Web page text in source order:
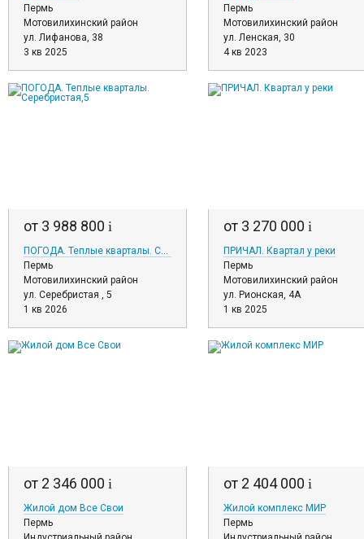
Пермь
Мотовилихинский район
ул. Лифанова, 38
3 кв 2025
Пермь
Мотовилихинский район
ул. Ленская, 30
4 кв 2023
от 3 988 800 i
ПОГОДА. Теплые кварталы. Серебристая,5
Пермь
Мотовилихинский район
ул. Серебристая , 5
1 кв 2026
от 3 270 000 i
ПРИЧАЛ. Квартал у реки
Пермь
Мотовилихинский район
ул. Рионская, 4А
1 кв 2025
от 2 346 000 i
Жилой дом Все Свои
Пермь
от 2 404 000 i
Жилой комплекс МИР
Пермь